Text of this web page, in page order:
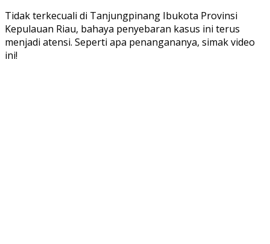
Tidak terkecuali di Tanjungpinang Ibukota Provinsi
Kepulauan Riau, bahaya penyebaran kasus ini terus
menjadi atensi. Seperti apa penangananya, simak video
ini!